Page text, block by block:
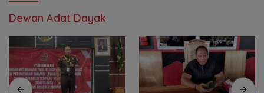
Dewan Adat Dayak